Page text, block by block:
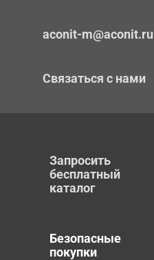
aconit-m@aconit.ru
Связаться с нами
Запросить
бесплатный
каталог
Безопасные
покупки